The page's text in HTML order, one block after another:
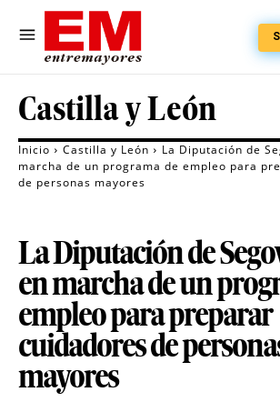
Castilla y León
Inicio Castilla y León
La Diputación de
marcha de un programa de empleo para
de personas mayores
La Diputación de
en marcha de un
empleo para preparar
cuidadores de
mayores